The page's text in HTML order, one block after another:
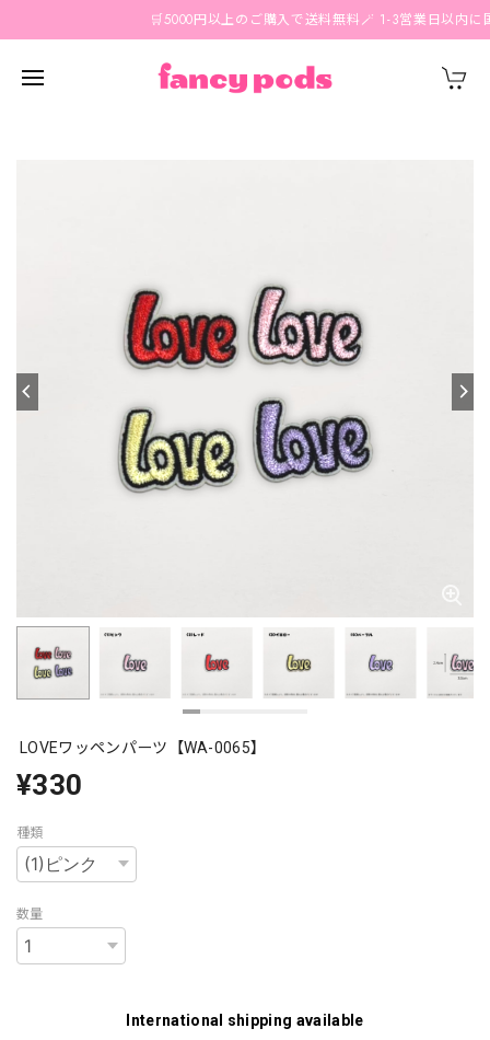
🛒5000円以上のご購入で送料無料🪄 1-3営業日以内に国
LOVEワッペンパーツ【WA-0065】
¥330
種類
数量
International shipping available